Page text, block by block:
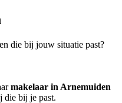
die bij jouw situatie past?
makelaar in Arnemuiden
die bij je past.